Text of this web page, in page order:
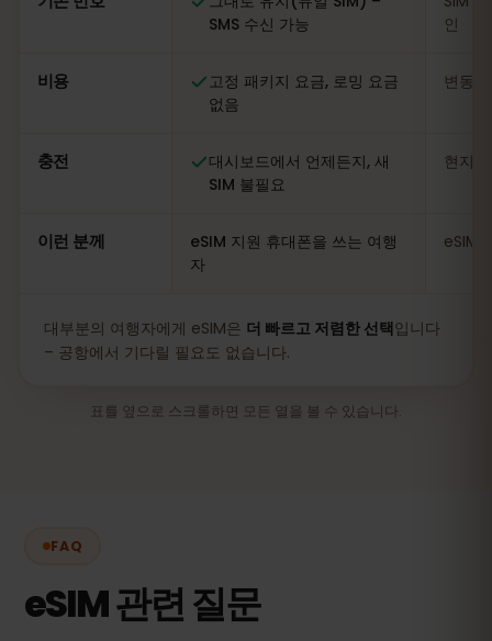
SMS 수신 가능
인
비용
고정 패키지 요금, 로밍 요금
없음
변동
충전
대시보드에서 언제든지, 새
SIM 불필요
현지
이런 분께
eSIM 지원 휴대폰을 쓰는 여행
자
eSIM
대부분의 여행자에게 eSIM은 더 빠르고 저렴한 선택입니다
– 공항에서 기다릴 필요도 없습니다.
표를 옆으로 스크롤하면 모든 열을 볼 수 있습니다.
FAQ
eSIM 관련 질문